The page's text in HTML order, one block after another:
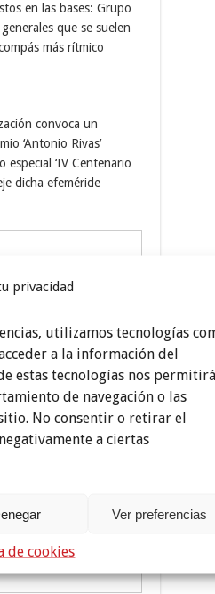
privacidad
utilizamos tecnologías
a la información del
estas tecnologías nos permitirá
de navegación o las
No consentir o retirar el
a ciertas
Ver preferencias
de cookies
en las bases: Grupo
que se suelen
más rítmico
convoca un
‘Antonio Rivas’
‘IV Centenario
dicha efeméride